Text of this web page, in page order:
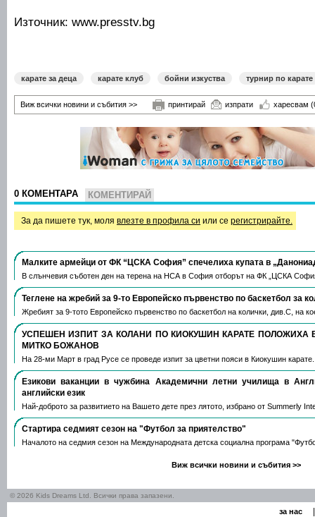
Източник: www.presstv.bg
карате за деца карате клуб бойни изкуства турнир по карате
Виж всички новини и събития >> принтирай изпрати харесвам
0 КОМЕНТАРА КОМЕНТИРАЙ
За да пишете тук, моля влезте в профила си или се регистрирайте.
Малките армейци от ФК “ЦСКА София” спечелиха купата в
В слънчевия съботен ден на терена на НСА в София отборът на ФК „ЦСКА
Теглене на жребий за 9-то Европейско първенство по баскетбол за
Жребият за 9-тото Европейско първенство по баскетбол на колички, див.С, на
УСПЕШЕН ИЗПИТ ЗА КОЛАНИ ПО КИОКУШИН КАРАТЕ ПОЛОЖИХА
МИТКО БОЖАНОВ
На 28-ми Март в град Русе се проведе изпит за цветни пояси в Киокушин
Езикови ваканции​ в чужбина Академични летни училища в
английски език
Най-доброто за развитието на Вашето дете през лятото, избрано от Summerly
Стартира седмият сезон на "Футбол за приятелство"
Началото на седмия сезон на Международната детска социална програма
Виж всички новини и събития >>
© 2026 Kids Dreams Ltd. Всички права запазени.
за нас